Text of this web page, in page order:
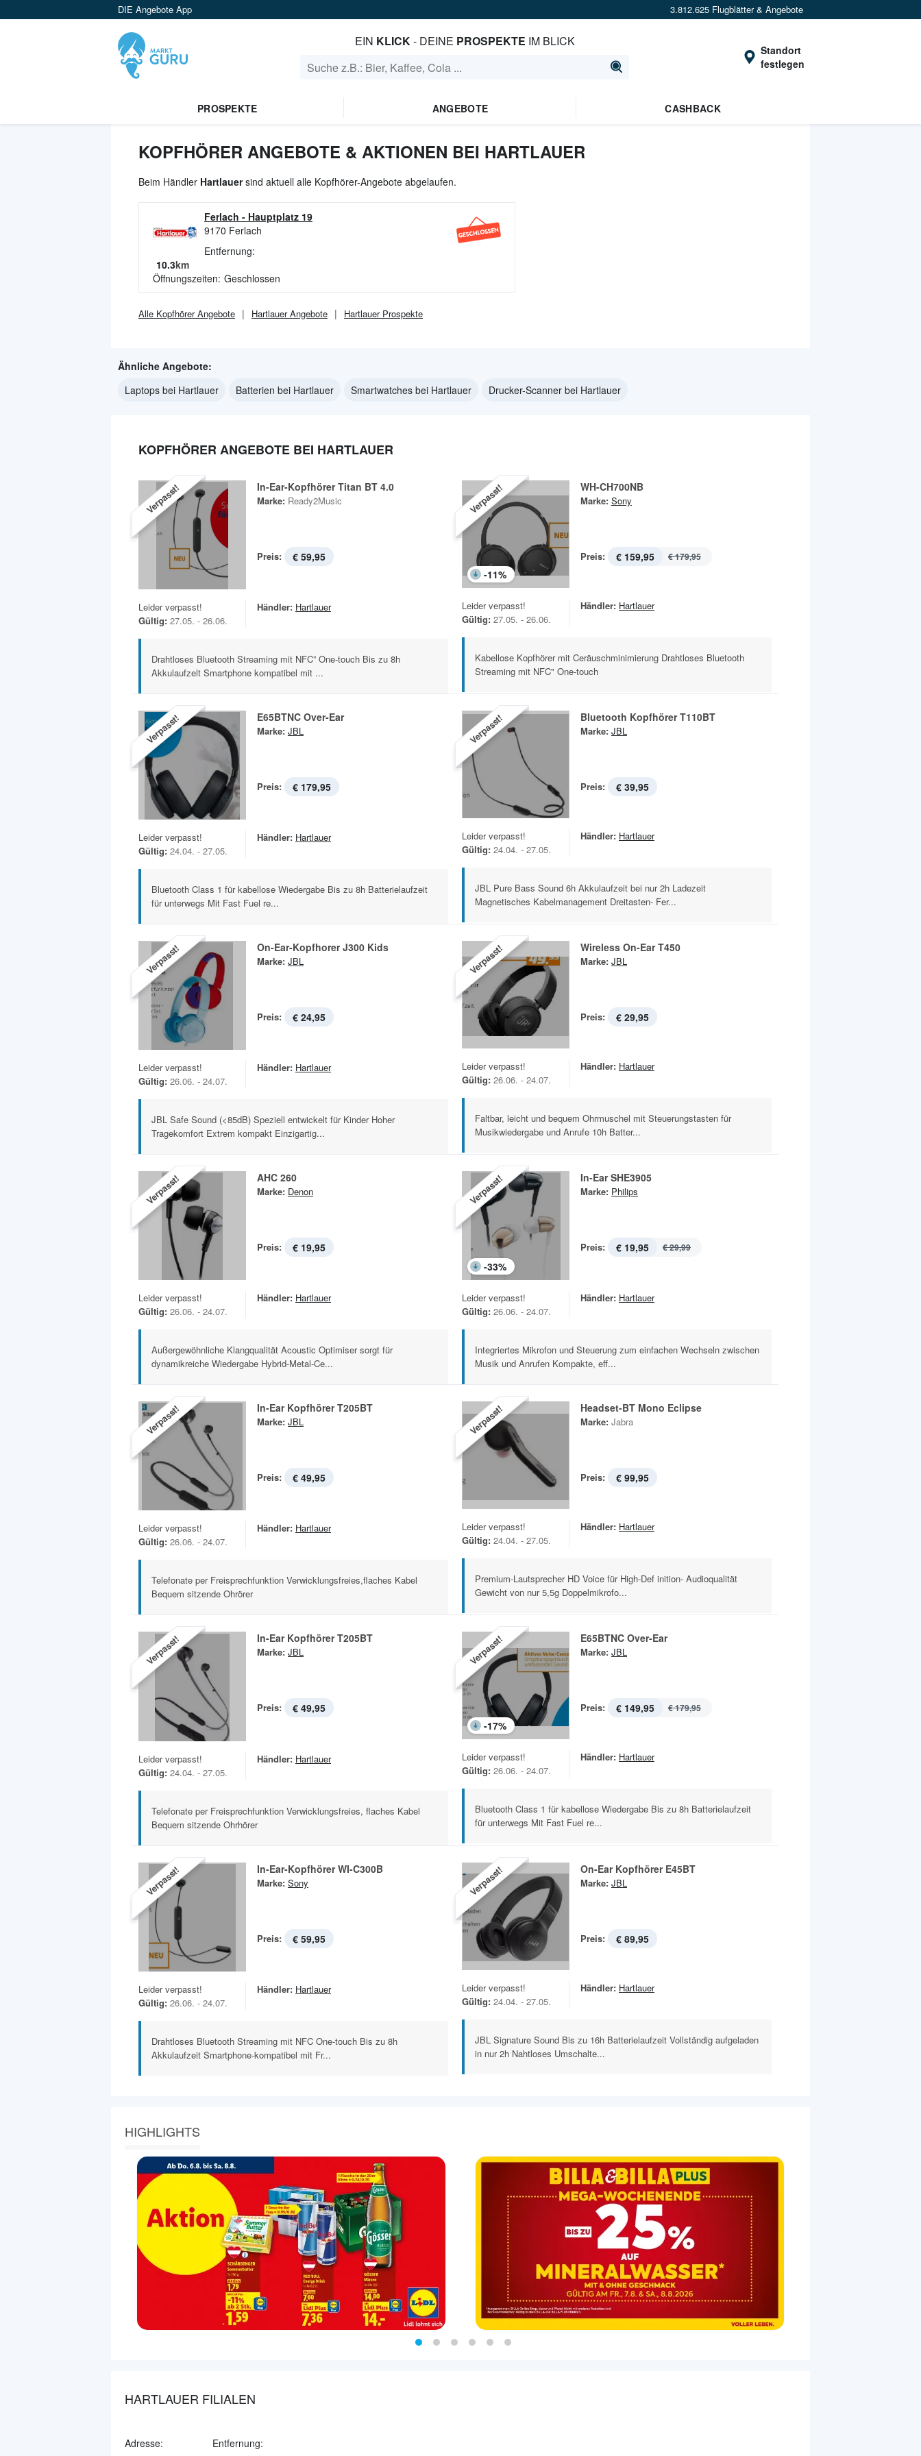
DIE Angebote App 3.812.625 Flugblätter & Angebote
EIN KLICK- DEINE PROSPEKTE IM BLICK
Standort
festlegen
PROSPEKTE ANGEBOTE CASHBACK
KOPFHÖRER ANGEBOTE & AKTIONEN BEI HARTLAUER
Beim Händler Hartlauersind aktuell alle Kopfhörer-Angebote abgelaufen.
Ferlach - Hauptplatz 19
9170 Ferlach
Entfernung:
10.3km
Öffnungszeiten: Geschlossen
Alle KopfhörerAngebote HartlauerAngebote HartlauerProspekte
Ähnliche Angebote:
Laptops bei Hartlauer
Batterien bei Hartlauer Smartwatches bei Hartlauer Drucker-Scanner bei Hartlauer
KOPFHÖRER ANGEBOTE BEI HARTLAUER
Verpasst! In-Ear-Kopfhörer Titan BT 4.0
Marke: Ready2Music
Preis: € 59,95
Leider verpasst!
Gültig: 27.05. - 26.06.
Händler: Hartlauer
Drahtloses Bluetooth Streaming mit NFC” One-touch Bis zu 8h
Akkulaufzelt Smartphone kompatibel mit ...
Verpasst!
-11%
WH-CH700NB
Marke: Sony
Preis: € 159,95 € 179,95
Leider verpasst!
Gültig: 27.05. - 26.06.
Händler: Hartlauer
Kabellose Kopfhörer mit Ceräuschminimierung Drahtloses Bluetooth
Streaming mit NFC" One-touch
Verpasst! E65BTNC Over-Ear
Marke: JBL
Preis: € 179,95
Leider verpasst!
Gültig: 24.04. - 27.05.
Händler: Hartlauer
Bluetooth Class 1 für kabellose Wiedergabe Bis zu 8h Batterielaufzeit
für unterwegs Mit Fast Fuel re...
Verpasst! Bluetooth Kopfhörer T110BT
Marke: JBL
Preis: € 39,95
Leider verpasst!
Gültig: 24.04. - 27.05.
Händler: Hartlauer
JBL Pure Bass Sound 6h Akkulaufzeit bei nur 2h Ladezeit
Magnetisches Kabelmanagement Dreitasten- Fer...
Verpasst! On-Ear-Kopfhorer J300 Kids
Marke: JBL
Preis: € 24,95
Leider verpasst!
Gültig: 26.06. - 24.07.
Händler: Hartlauer
JBL Safe Sound (<85dB) Speziell entwickelt für Kinder Hoher
Tragekomfort Extrem kompakt Einzigartig...
Verpasst! Wireless On-Ear T450
Marke: JBL
Preis: € 29,95
Leider verpasst!
Gültig: 26.06. - 24.07.
Händler: Hartlauer
Faltbar, leicht und bequem Ohrmuschel mit Steuerungstasten für
Musikwiedergabe und Anrufe 10h Batter...
Verpasst! AHC 260
Marke: Denon
Preis: € 19,95
Leider verpasst!
Gültig: 26.06. - 24.07.
Händler: Hartlauer
Außergewöhnliche Klangqualität Acoustic Optimiser sorgt für
dynamikreiche Wiedergabe Hybrid-Metal-Ce...
Verpasst!
-33%
In-Ear SHE3905
Marke: Philips
Preis: € 19,95 € 29,99
Leider verpasst!
Gültig: 26.06. - 24.07.
Händler: Hartlauer
Integriertes Mikrofon und Steuerung zum einfachen Wechseln zwischen
Musik und Anrufen Kompakte, eff...
Verpasst! In-Ear Kopfhörer T205BT
Marke: JBL
Preis: € 49,95
Leider verpasst!
Gültig: 26.06. - 24.07.
Händler: Hartlauer
Telefonate per Freisprechfunktion Verwicklungsfreies,flaches Kabel
Bequem sitzende Ohrörer
Verpasst! Headset-BT Mono Eclipse
Marke: Jabra
Preis: € 99,95
Leider verpasst!
Gültig: 24.04. - 27.05.
Händler: Hartlauer
Premium-Lautsprecher HD Voice für High-Def inition- Audioqualität
Gewicht von nur 5,5g Doppelmikrofo...
Verpasst! In-Ear Kopfhörer T205BT
Marke: JBL
Preis: € 49,95
Leider verpasst!
Gültig: 24.04. - 27.05.
Händler: Hartlauer
Telefonate per Freisprechfunktion Verwicklungsfreies, flaches Kabel
Bequem sitzende Ohrhörer
Verpasst!
-17%
E65BTNC Over-Ear
Marke: JBL
Preis: € 149,95 € 179,95
Leider verpasst!
Gültig: 26.06. - 24.07.
Händler: Hartlauer
Bluetooth Class 1 für kabellose Wiedergabe Bis zu 8h Batterielaufzeit
für unterwegs Mit Fast Fuel re...
Verpasst! In-Ear-Kopfhörer WI-C300B
Marke: Sony
Preis: € 59,95
Leider verpasst!
Gültig: 26.06. - 24.07.
Händler: Hartlauer
Drahtloses Bluetooth Streaming mit NFC One-touch Bis zu 8h
Akkulaufzeit Smartphone-kompatibel mit Fr...
Verpasst! On-Ear Kopfhörer E45BT
Marke: JBL
Preis: € 89,95
Leider verpasst!
Gültig: 24.04. - 27.05.
Händler: Hartlauer
JBL Signature Sound Bis zu 16h Batterielaufzeit Vollständig aufgeladen
in nur 2h Nahtloses Umschalte...
HIGHLIGHTS
HARTLAUER FILIALEN
Adresse: Entfernung: